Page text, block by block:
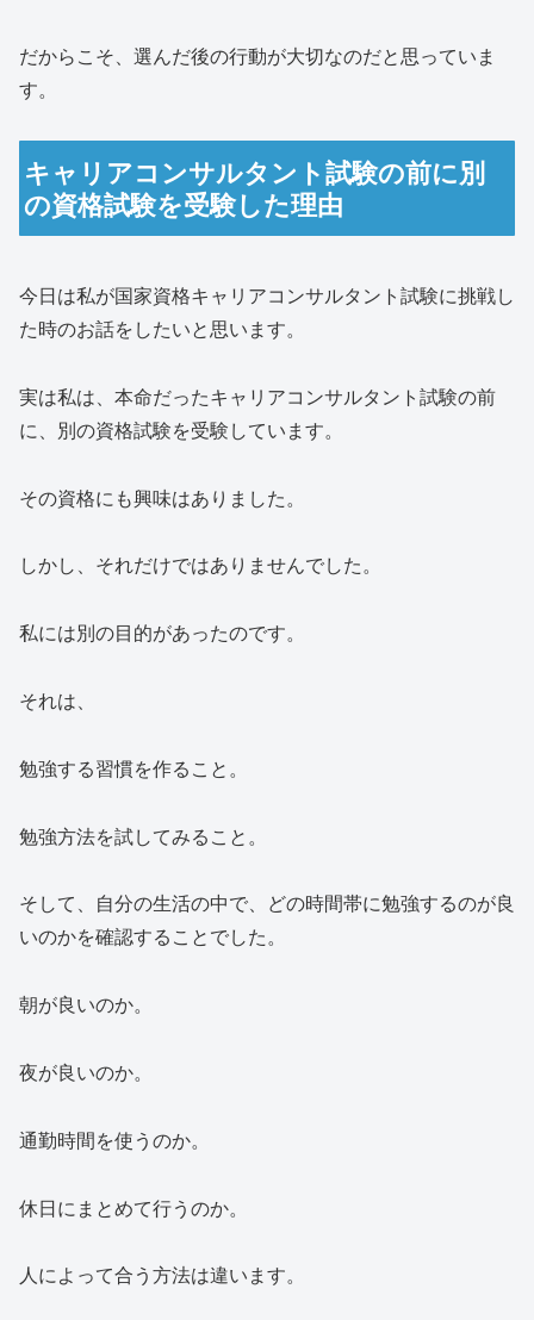
だからこそ、選んだ後の行動が大切なのだと思っていま
す。
キャリアコンサルタント試験の前に別
の資格試験を受験した理由
今日は私が国家資格キャリアコンサルタント試験に挑戦し
た時のお話をしたいと思います。
実は私は、本命だったキャリアコンサルタント試験の前
に、別の資格試験を受験しています。
その資格にも興味はありました。
しかし、それだけではありませんでした。
私には別の目的があったのです。
それは、
勉強する習慣を作ること。
勉強方法を試してみること。
そして、自分の生活の中で、どの時間帯に勉強するのが良
いのかを確認することでした。
朝が良いのか。
夜が良いのか。
通勤時間を使うのか。
休日にまとめて行うのか。
人によって合う方法は違います。